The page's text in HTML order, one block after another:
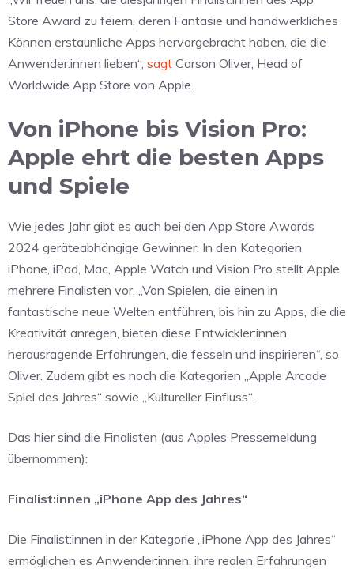
Store Award zu feiern, deren Fantasie und handwerkliches
Können erstaunliche Apps hervorgebracht haben, die die
Anwender:innen lieben“, sagt Carson Oliver, Head of
Worldwide App Store von Apple.
Von iPhone bis Vision Pro:
Apple ehrt die besten Apps
und Spiele
Wie jedes Jahr gibt es auch bei den App Store Awards
2024 geräteabhängige Gewinner. In den Kategorien
iPhone, iPad, Mac, Apple Watch und Vision Pro stellt Apple
mehrere Finalisten vor. „Von Spielen, die einen in
fantastische neue Welten entführen, bis hin zu Apps, die die
Kreativität anregen, bieten diese Entwickler:innen
herausragende Erfahrungen, die fesseln und inspirieren“, so
Oliver. Zudem gibt es noch die Kategorien „Apple Arcade
Spiel des Jahres“ sowie „Kultureller Einfluss“.
Das hier sind die Finalisten (aus Apples Pressemeldung
übernommen):
Finalist:innen „iPhone App des Jahres“
Die Finalist:innen in der Kategorie „iPhone App des Jahres“
ermöglichen es Anwender:innen, ihre realen Erfahrungen